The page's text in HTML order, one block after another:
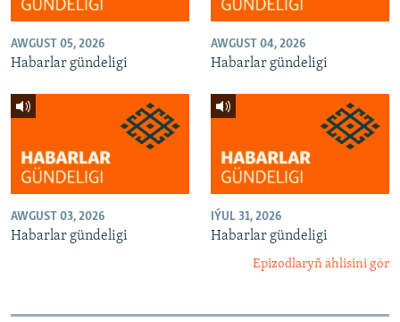
AWGUST 05, 2026
Habarlar gündeligi
AWGUST 04, 2026
Habarlar gündeligi
AWGUST 03, 2026
Habarlar gündeligi
IÝUL 31, 2026
Habarlar gündeligi
Epizodlaryň ählisini gör